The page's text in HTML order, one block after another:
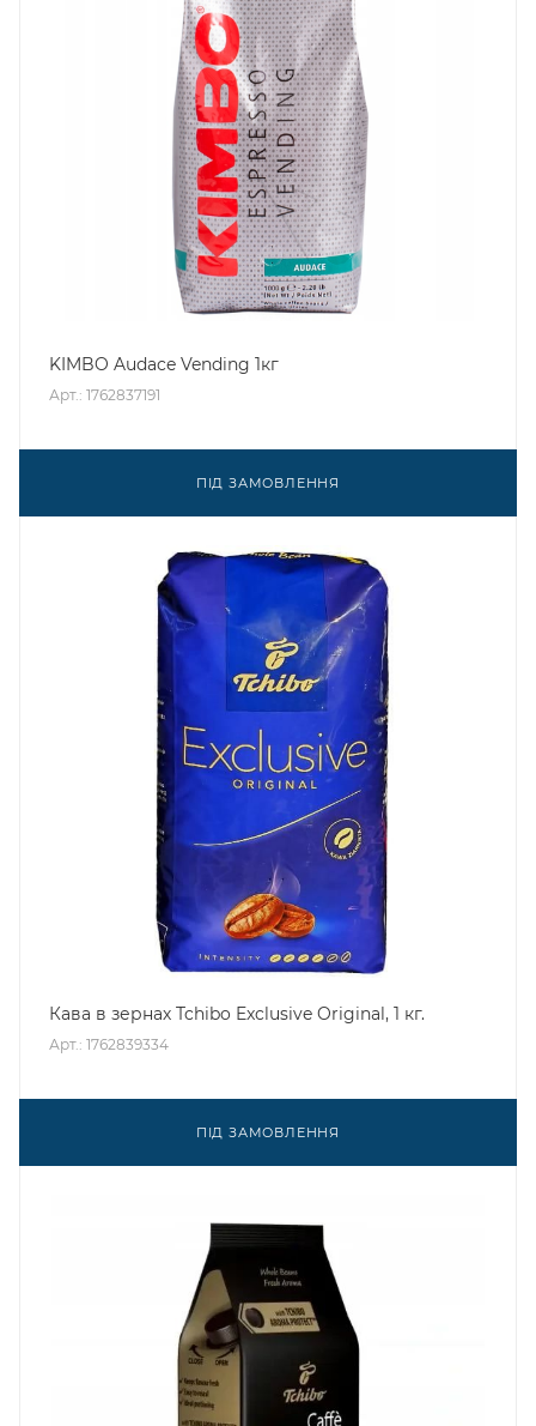
KIMBO Audace Vending 1кг
Арт.: 1762837191
ПІД ЗАМОВЛЕННЯ
Кава в зернах Tchibo Exclusive Original, 1 кг.
Арт.: 1762839334
ПІД ЗАМОВЛЕННЯ